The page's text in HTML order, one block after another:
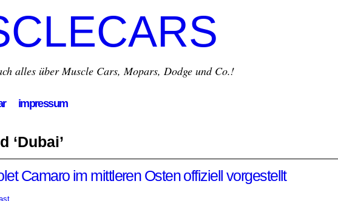
alles über Muscle Cars, Mopars, Dodge und Co.!
impressum
‘Dubai’
Camaro im mittleren Osten offiziell vorgestellt